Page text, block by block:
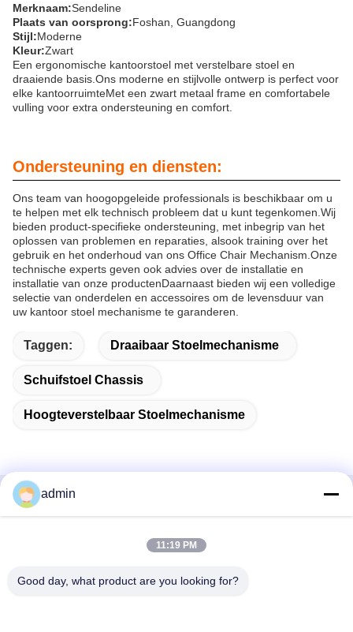
Merknaam:Sendeline
Plaats van oorsprong:Foshan, Guangdong
Stijl:Moderne
Kleur:Zwart
Een ergonomische kantoorstoel met verstelbare stoel en
draaiende basis.Ons moderne en stijlvolle ontwerp is perfect voor
elke kantoorruimteMet een zwart metaal frame en comfortabele
vulling voor extra ondersteuning en comfort.
Ondersteuning en diensten:
Ons team van hoogopgeleide professionals is beschikbaar om u
te helpen met elk technisch probleem dat u kunt tegenkomen.Wij
bieden product-specifieke ondersteuning, met inbegrip van het
oplossen van problemen en reparaties, alsook training over het
gebruik en het onderhoud van ons Office Chair Mechanism.Onze
technische experts geven ook advies over de installatie en
installatie van onze productenDaarnaast bieden wij een volledige
selectie van onderdelen en accessoires om de levensduur van
uw kantoor stoel mechanisme te garanderen.
Taggen: Draaibaar Stoelmechanisme
Schuifstoel Chassis
Hoogteverstelbaar Stoelmechanisme
Snel contact
City, provincie Guangdong, China
admin
11:19 PM
Good day, what product are you looking for?